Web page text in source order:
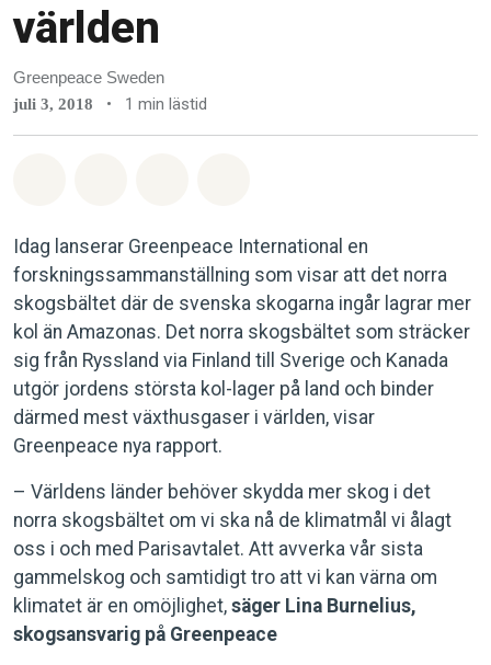
världen
Greenpeace Sweden
juli 3, 2018 • 1 min lästid
Idag lanserar Greenpeace International en
forskningssammanställning som visar att det norra
skogsbältet där de svenska skogarna ingår lagrar mer
kol än Amazonas. Det norra skogsbältet som sträcker
sig från Ryssland via Finland till Sverige och Kanada
utgör jordens största kol-lager på land och binder
därmed mest växthusgaser i världen, visar
Greenpeace nya rapport.
– Världens länder behöver skydda mer skog i det
norra skogsbältet om vi ska nå de klimatmål vi ålagt
oss i och med Parisavtalet. Att avverka vår sista
gammelskog och samtidigt tro att vi kan värna om
klimatet är en omöjlighet, säger Lina Burnelius,
skogsansvarig på Greenpeace